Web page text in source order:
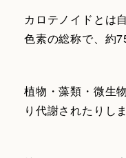
カロテノイドとは
色素の総称で、約
植物・藻類・微生
り代謝されたりしま